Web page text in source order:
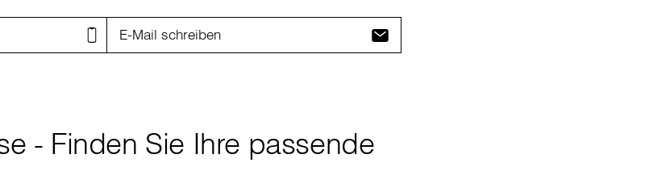
E-Mail schreiben
- Finden Sie Ihre passende